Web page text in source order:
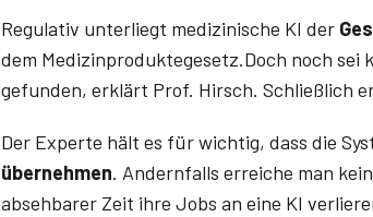
Regulativ unterliegt medizinische KI der
dem Medizinproduktegesetz.Doch noch sei
gefunden, erklärt Prof. Hirsch. Schließlich
Der Experte hält es für wichtig, dass die
übernehmen. Andernfalls erreiche man
absehbarer Zeit ihre Jobs an eine KI